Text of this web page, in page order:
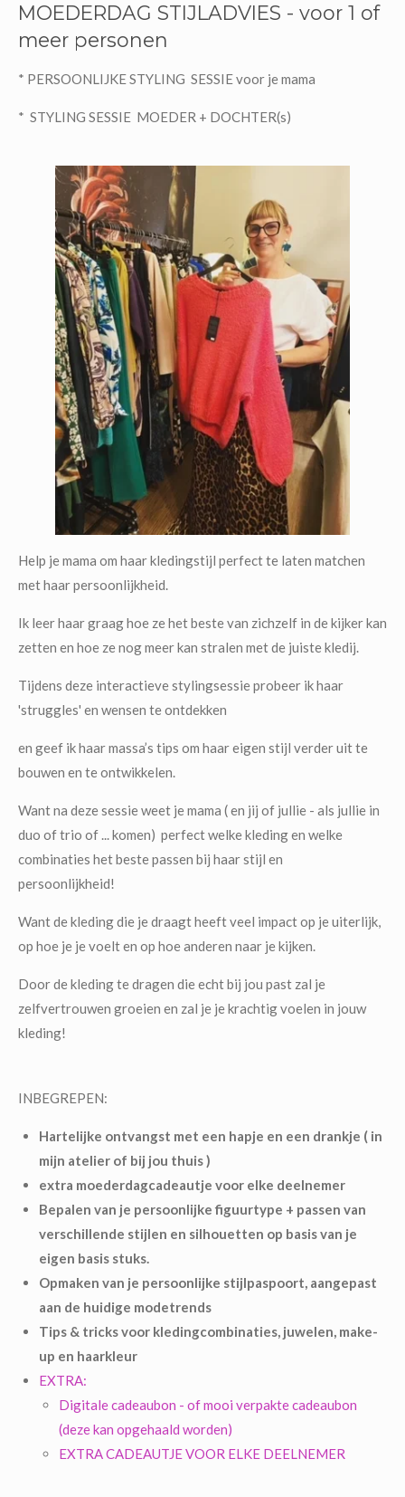
MOEDERDAG STIJLADVIES - voor 1 of
meer personen
* PERSOONLIJKE STYLING SESSIE voor je mama
* STYLING SESSIE MOEDER + DOCHTER(s)
Help je mama om haar kledingstijl perfect te laten matchen
met haar persoonlijkheid.
Ik leer haar graag hoe ze het beste van zichzelf in de kijker kan
zetten en hoe ze nog meer kan stralen met de juiste kledij.
Tijdens deze interactieve stylingsessie probeer ik haar
'struggles' en wensen te ontdekken
en geef ik haar massa’s tips om haar eigen stijl verder uit te
bouwen en te ontwikkelen.
Want na deze sessie weet je mama ( en jij of jullie - als jullie in
duo of trio of ... komen) perfect welke kleding en welke
combinaties het beste passen bij haar stijl en
persoonlijkheid!
Want de kleding die je draagt heeft veel impact op je uiterlijk,
op hoe je je voelt en op hoe anderen naar je kijken.
Door de kleding te dragen die echt bij jou past zal je
zelfvertrouwen groeien en zal je je krachtig voelen in jouw
kleding!
INBEGREPEN:
Hartelijke ontvangst met een hapje en een drankje ( in
mijn atelier of bij jou thuis )
extra moederdagcadeautje voor elke deelnemer
Bepalen van je persoonlijke figuurtype + passen van
verschillende stijlen en silhouetten op basis van je
eigen basis stuks.
Opmaken van je persoonlijke stijlpaspoort, aangepast
aan de huidige modetrends
Tips & tricks voor kledingcombinaties, juwelen, make-
up en haarkleur
EXTRA:
Digitale cadeaubon - of mooi verpakte cadeaubon
(deze kan opgehaald worden)
EXTRA CADEAUTJE VOOR ELKE DEELNEMER